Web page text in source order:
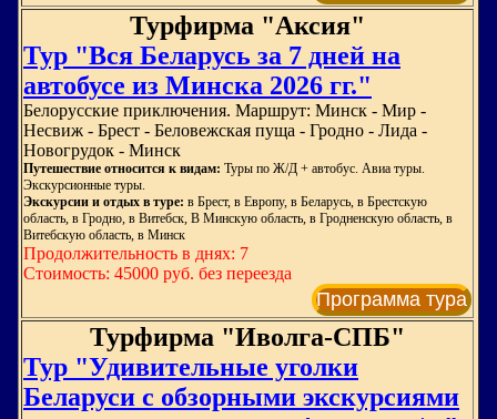
Турфирма "Аксия"
Тур "Вся Беларусь за 7 дней на
автобусе из Минска 2026 гг."
Белорусские приключения. Маршрут: Минск - Мир -
Несвиж - Брест - Беловежская пуща - Гродно - Лида -
Новогрудок - Минск
Путешествие относится к видам: Туры по Ж/Д + автобус. Авиа туры.
Экскурсионные туры.
Экскурсии и отдых в туре: в Брест, в Европу, в Беларусь, в Брестскую
область, в Гродно, в Витебск, В Минскую область, в Гродненскую область, в
Витебскую область, в Минск
Продолжительность в днях: 7
Стоимость: 45000 руб. без переезда
Программа тура
Турфирма "Иволга-СПБ"
Тур "Удивительные уголки
Беларуси с обзорными экскурсиями